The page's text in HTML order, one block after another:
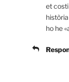
et costi
ho he